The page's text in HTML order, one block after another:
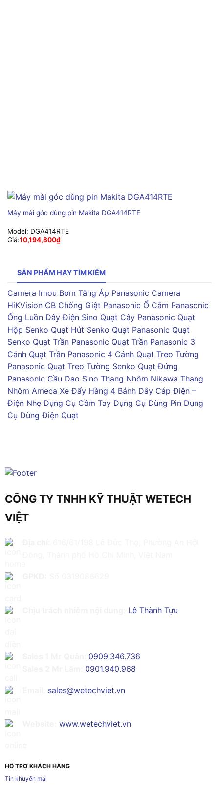
Máy mài góc dùng pin Makita DGA414RTE
Model: DGA414RTE
Giá:10,194,800₫
SẢN PHẨM HAY TÌM KIẾM
Camera Imou Bơm Tăng Áp Panasonic Camera
HiKVision CB Chống Giật Panasonic Ổ Cắm Panasonic
Ống Luồn Dây Điện Sino Quạt Cây Panasonic Quạt
Hộp Senko Quạt Hút Senko Quạt Panasonic Quạt
Senko Quạt Trần Panasonic Quạt Trần Panasonic 3
Cánh Quạt Trần Panasonic 4 Cánh Quạt Treo Tường
Panasonic Quạt Treo Tường Senko Quạt Đứng
Panasonic Cầu Dao Sino Thang Nhôm Nikawa Thang
Nhôm Ameca Xe Đẩy Hàng 4 Bánh Dây Cáp Điện –
Điện Nhẹ Dụng Cụ Cầm Tay Dụng Cụ Dùng Pin Dụng
Cụ Dùng Điện Quạt
CÔNG TY TNHH KỸ THUẬT WETECH
VIỆT
Lê Thành Tựu
0909.346.736
0901.940.968
sales@wetechviet.vn
www.wetechviet.vn
HỖ TRỢ KHÁCH HÀNG
Tin khuyến mại